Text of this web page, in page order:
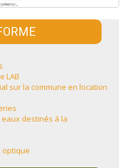
LAB
sur la commune en location
destinés à la
optique